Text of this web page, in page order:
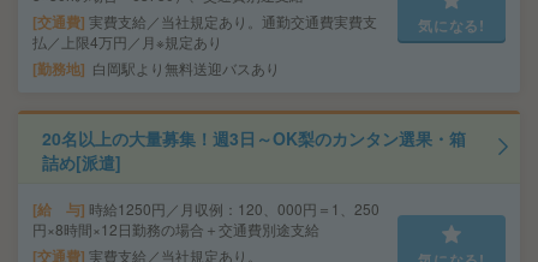
交通費 実費支給／当社規定あり。通勤交通費実費支
払／上限4万円／月※規定あり
勤務地 白岡駅より無料送迎バスあり
気になる!
20名以上の大量募集！週3日～OK梨のカンタン選果・箱
詰め[派遣]
給 与 時給1250円／月収例：120、000円＝1、250
円×8時間×12日勤務の場合＋交通費別途支給
交通費 実費支給／当社規定あり。